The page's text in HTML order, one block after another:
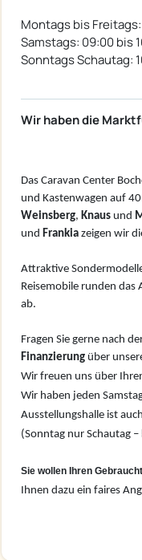
Montags bis
Samstags: 09:00 bis
Sonntags Schautag:
Wir haben die
Das Caravan Center
und Kastenwagen auf
Weinsberg, Knaus und
und Frankia zeigen wir
Attraktive
Reisemobile runden das
ab.
Fragen Sie gerne nach
Finanzierung über
Wir freuen uns über
Wir haben jeden
Ausstellungshalle ist
(Sonntag nur Schautag
Sie wollen Ihren
Ihnen dazu ein faires